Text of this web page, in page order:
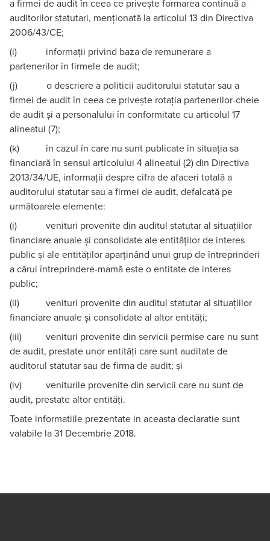
a firmei de audit în ceea ce privește formarea continuă a
auditorilor statutari, menționată la articolul 13 din Directiva
2006/43/CE;
(i) informații privind baza de remunerare a
partenerilor în firmele de audit;
(j) o descriere a politicii auditorului statutar sau a
firmei de audit în ceea ce privește rotația partenerilor-cheie
de audit și a personalului în conformitate cu articolul 17
alineatul (7);
(k) în cazul în care nu sunt publicate în situația sa
financiară în sensul articolului 4 alineatul (2) din Directiva
2013/34/UE, informații despre cifra de afaceri totală a
auditorului statutar sau a firmei de audit, defalcată pe
următoarele elemente:
(i) venituri provenite din auditul statutar al situațiilor
financiare anuale și consolidate ale entităților de interes
public și ale entităților aparținând unui grup de întreprinderi
a cărui întreprindere-mamă este o entitate de interes
public;
(ii) venituri provenite din auditul statutar al situațiilor
financiare anuale și consolidate al altor entități;
(iii) venituri provenite din servicii permise care nu sunt
de audit, prestate unor entități care sunt auditate de
auditorul statutar sau de firma de audit; și
(iv) veniturile provenite din servicii care nu sunt de
audit, prestate altor entități.
Toate informatiile prezentate in aceastadeclaratiesunt
valabile la 31 Decembrie 2018.